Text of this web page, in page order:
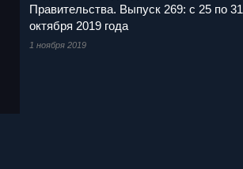
Правительства. Выпуск 269: с 25 по 31
октября 2019 года
1 ноября 2019